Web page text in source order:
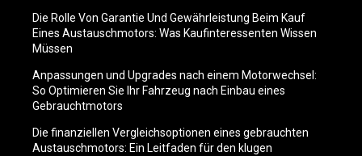
Die Rolle Von Garantie Und Gewährleistung Beim Kauf
Eines Austauschmotors: Was Kaufinteressenten Wissen
Müssen
Anpassungen und Upgrades nach einem Motorwechsel:
So Optimieren Sie Ihr Fahrzeug nach Einbau eines
Gebrauchtmotors
Die finanziellen Vergleichsoptionen eines gebrauchten
Austauschmotors: Ein Leitfaden für den klugen